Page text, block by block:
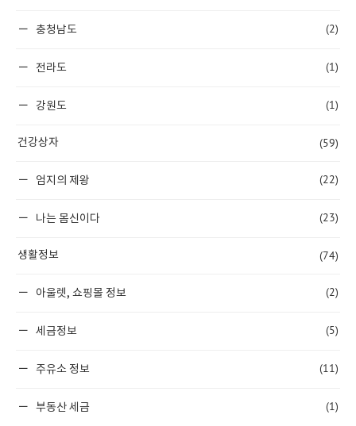
충청남도 (2)
전라도 (1)
강원도 (1)
건강상자 (59)
엄지의 제왕 (22)
나는 몸신이다 (23)
생활정보 (74)
아울렛, 쇼핑몰 정보 (2)
세금정보 (5)
주유소 정보 (11)
부동산 세금 (1)